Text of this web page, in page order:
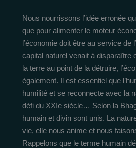
Nous nourrissons l’idée erronée
que pour alimenter le moteur
l’économie doit être au service de
capital naturel venait à disparaître
la terre au point de la détruire,
également. Il est essentiel que
humilité et se reconnecte avec la
défi du XXIe siècle… Selon la
humain et divin sont unis. La
vie, elle nous anime et nous
Rappelons que le terme humain